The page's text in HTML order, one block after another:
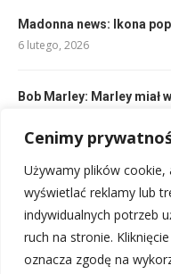
Cenimy
Używamy plików cookie,
wyświetlać reklamy lub
indywidualnych potrzeb
ruch na stronie.
oznacza zgodę na
Madonna news: Ikona
6 lutego, 2026
Bob Marley: Marley miał
Justin Timberlake,
i co chce Justin
6 lutego, 2026